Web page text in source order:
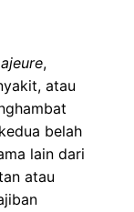
,
atau
belah
lain dari
atau